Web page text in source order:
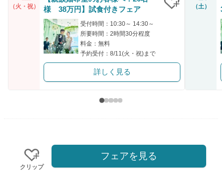
（火・祝）
様 38万円】試食付きフェア
受付時間：10:30～ 14:30～
所要時間：2時間30分程度
料金：無料
予約受付：8/11(火・祝)まで
詳しく見る
（土）
クリップ
フェアを見る